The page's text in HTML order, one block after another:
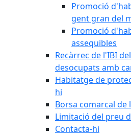
Promoció
gent gran del
Promoció
assequibles
Recàrrec de l'IBI
desocupats amb
Habitatge de
hi
Borsa comarcal de
Limitació del preu
Contacta-hi